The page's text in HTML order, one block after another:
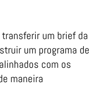
um brief da
um programa de
com os
maneira